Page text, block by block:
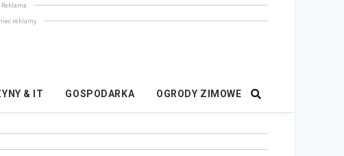
Reklama
reklamy
& IT GOSPODARKA OGRODY ZIMOWE